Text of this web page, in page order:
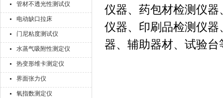
管材不透光性测试仪
电动缺口拉床
门尼粘度测试仪
水蒸气吸附性测定仪
热变形维卡测定仪
界面张力仪
氧指数测定仪
仪器、药包材检测仪
仪器、印刷品检测仪
器、辅助器材、试验台